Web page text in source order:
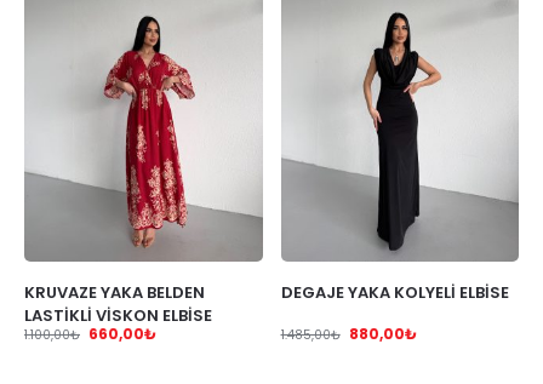
KRUVAZE YAKA BELDEN
LASTİKLİ VİSKON ELBİSE
1.100,00₺ 660,00₺
DEGAJE YAKA KOLYELİ ELBİSE
1.485,00₺ 880,00₺